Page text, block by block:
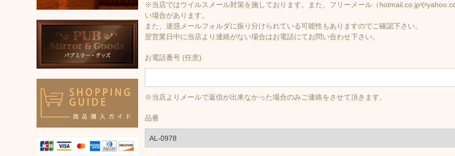
※当店ではウイルスメール対策を施しております。また、フリーメール（hotmail.co.jpや
い場合があります。
また、迷惑メールフォルダに振り分けられている可能性もありますのでご確認下さい。
翌営業日中に当店より連絡がない場合はお電話にてお問い合わせ下さい。
お電話番号 (任意)
※当店よりメールで返信が出来なかった場合のみご連絡をさせて頂きます。
品番